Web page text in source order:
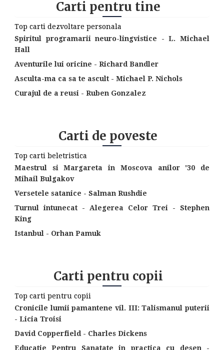
Carti pentru tine
Top carti dezvoltare personala
Spiritul programarii neuro-lingvistice - L. Michael
Hall
Aventurile lui oricine - Richard Bandler
Asculta-ma ca sa te ascult - Michael P. Nichols
Curajul de a reusi - Ruben Gonzalez
Carti de poveste
Top carti beletristica
Maestrul si Margareta in Moscova anilor '30 de
Mihail Bulgakov
Versetele satanice - Salman Rushdie
Turnul intunecat - Alegerea Celor Trei - Stephen
King
Istanbul - Orhan Pamuk
Carti pentru copii
Top carti pentru copii
Cronicile lumii pamantene vil. III: Talismanul puterii
- Licia Troisi
David Copperfield - Charles Dickens
Educatie Pentru Sanatate in practica cu desen -